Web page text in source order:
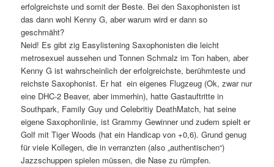
erfolgreichste und somit der Beste. Bei den Saxophonisten ist
das dann wohl Kenny G, aber warum wird er dann so
geschmäht?
Neid! Es gibt zig Easylistening Saxophonisten die leicht
metrosexuel aussehen und Tonnen Schmalz im Ton haben, aber
Kenny G ist wahrscheinlich der erfolgreichste, berühmteste und
reichste Saxophonist. Er hat ein eigenes Flugzeug (Ok, zwar nur
eine DHC-2 Beaver, aber immerhin), hatte Gastauftritte in
Southpark, Family Guy und Celebritiy DeathMatch, hat seine
eigene Saxophonlinie, ist Grammy Gewinner und zudem spielt er
Golf mit Tiger Woods (hat ein Handicap von +0,6). Grund genug
für viele Kollegen, die in verranzten (also „authentischen“)
Jazzschuppen spielen müssen, die Nase zu rümpfen.